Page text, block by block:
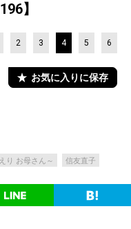
】
2 3 4 5 6
お気に入りに保存
り お母さん～
信友直子